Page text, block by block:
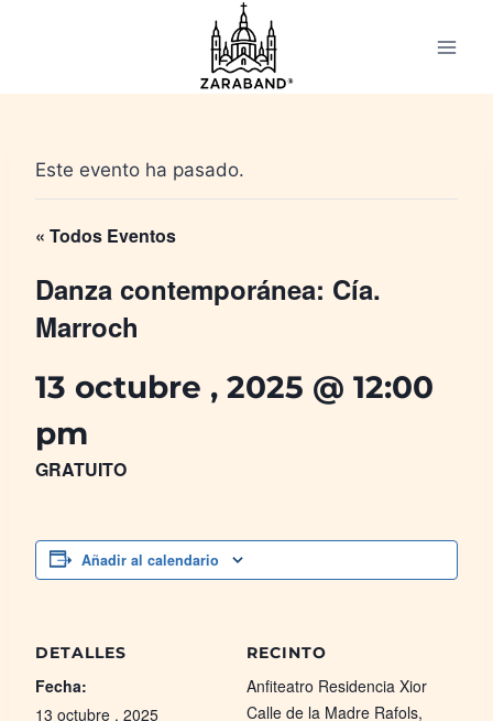
Este evento ha pasado.
« Todos Eventos
Danza contemporánea: Cía.
Marroch
13 octubre , 2025 @ 12:00
pm
GRATUITO
Añadir al calendario
DETALLES
Fecha:
13 octubre , 2025
RECINTO
Anfiteatro Residencia Xior
Calle de la Madre Rafols,